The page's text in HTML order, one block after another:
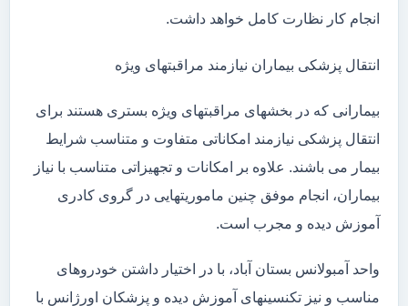
انجام کار نظارت کامل خواهد داشت.
انتقال پزشکی بیماران نیازمند مراقبتهای ویژه
بیمارانی که در بخشهای مراقبتهای ویژه بستری هستند برای
انتقال پزشکی نیازمند امکاناتی متفاوت و متناسب شرایط
بیمار می باشند. علاوه بر امکانات و تجهیزاتی متناسب با نیاز
بیماران، انجام موفق چنین ماموریتهایی در گروی کادری
آموزش دیده و مجرب است.
واحد آمبولانس بستان آباد، با در اختیار داشتن خودروهای
مناسب و نیز تکنسینهای آموزش دیده و پزشکان اورژانس با